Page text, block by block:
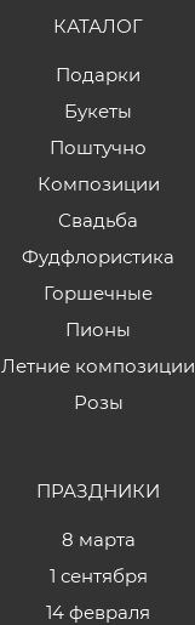
КАТАЛОГ
Подарки
Букеты
Поштучно
Композиции
Свадьба
Фудфлористика
Горшечные
Пионы
Летние композиции
Розы
ПРАЗДНИКИ
8 марта
1 сентября
14 февраля